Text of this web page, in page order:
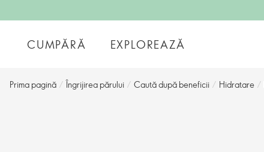
CUMPĂRĂ EXPLOREAZĂ
Prima pagină / Îngrijirea părului / Caută după beneficii / Hidratare /